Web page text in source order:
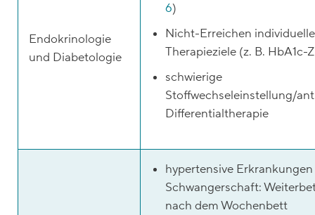
Endokrinologie
und Diabetologie
6)
Nicht-Erreichen
Therapieziele (z. B. HbA1c-
schwierige
Stoffwechseleinstellung/
Differentialtherapie
hypertensive
Schwangerschaft:
nach dem Wochenbett